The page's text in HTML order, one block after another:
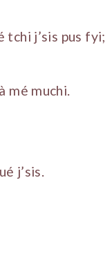
tchi j’sis pus fyi;
mé muchi.
j’sis.